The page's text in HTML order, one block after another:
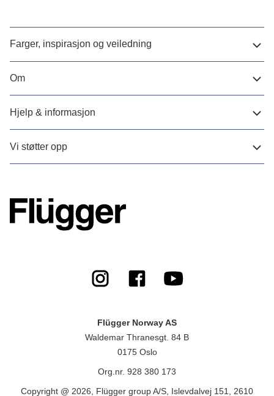
Farger, inspirasjon og veiledning
Om
Hjelp & informasjon
Vi støtter opp
Flügger Norway AS
Waldemar Thranesgt. 84 B
0175 Oslo
Org.nr. 928 380 173
Copyright @ 2026, Flügger group A/S, Islevdalvej 151, 2610